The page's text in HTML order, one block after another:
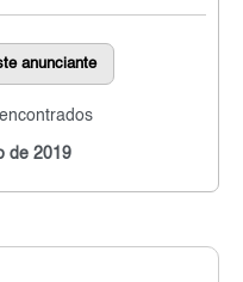
anunciante
de 2019